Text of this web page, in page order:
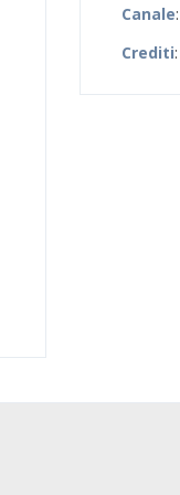
Canale
Crediti